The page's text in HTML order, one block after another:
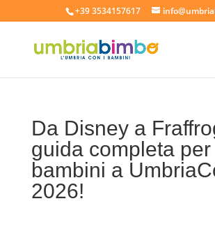
+39 3534157617
Da Disney a
guida completa per
bambini a
2026!